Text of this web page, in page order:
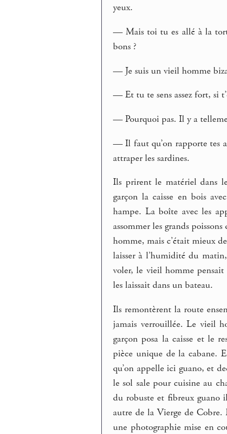
yeux.
— Mais toi tu es allé à la
bons ?
— Je suis un vieil homme
— Et tu te sens assez fort, si
— Pourquoi pas. Il y a
— Il faut qu’on rapporte tes
attraper les sardines.
Ils prirent le matériel dans
garçon la caisse en bois
hampe. La boîte avec les
assommer les grands
homme, mais c’était mieux
laisser à l’humidité du
voler, le vieil homme
les laissait dans un bateau.
Ils remontèrent la route
jamais verrouillée. Le vieil
garçon posa la caisse et le
pièce unique de la cabane.
qu’on appelle ici guano, et
le sol sale pour cuisine au
du robuste et fibreux guano
autre de la Vierge de Cobre.
une photographie mise en